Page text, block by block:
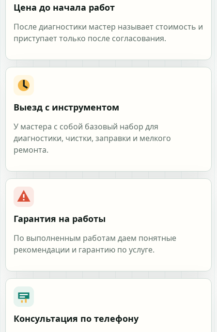
Цена до начала работ
После диагностики мастер называет стоимость и
приступает только после согласования.
Выезд с инструментом
У мастера с собой базовый набор для
диагностики, чистки, заправки и мелкого
ремонта.
Гарантия на работы
По выполненным работам даем понятные
рекомендации и гарантию по услуге.
Консультация по телефону